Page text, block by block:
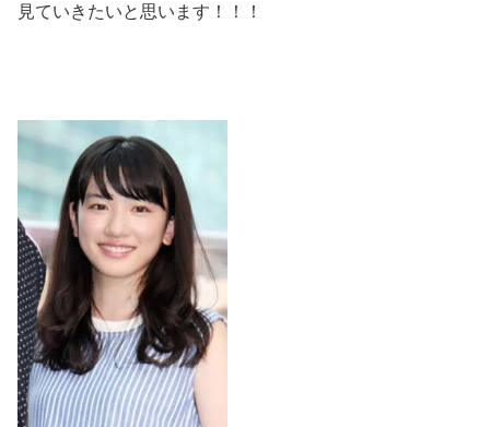
見ていきたいと思います！！！